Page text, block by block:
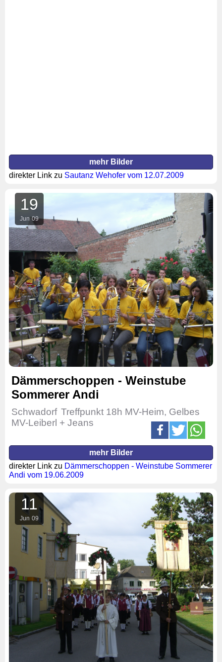
mehr Bilder
direkter Link zu Sautanz Wehofer vom 12.07.2009
19
Jun 09
Dämmerschoppen - Weinstube
Sommerer Andi
Schwadorf Treffpunkt 18h MV-Heim, Gelbes
MV-Leiberl + Jeans
mehr Bilder
direkter Link zu Dämmerschoppen - Weinstube Sommerer
Andi vom 19.06.2009
11
Jun 09